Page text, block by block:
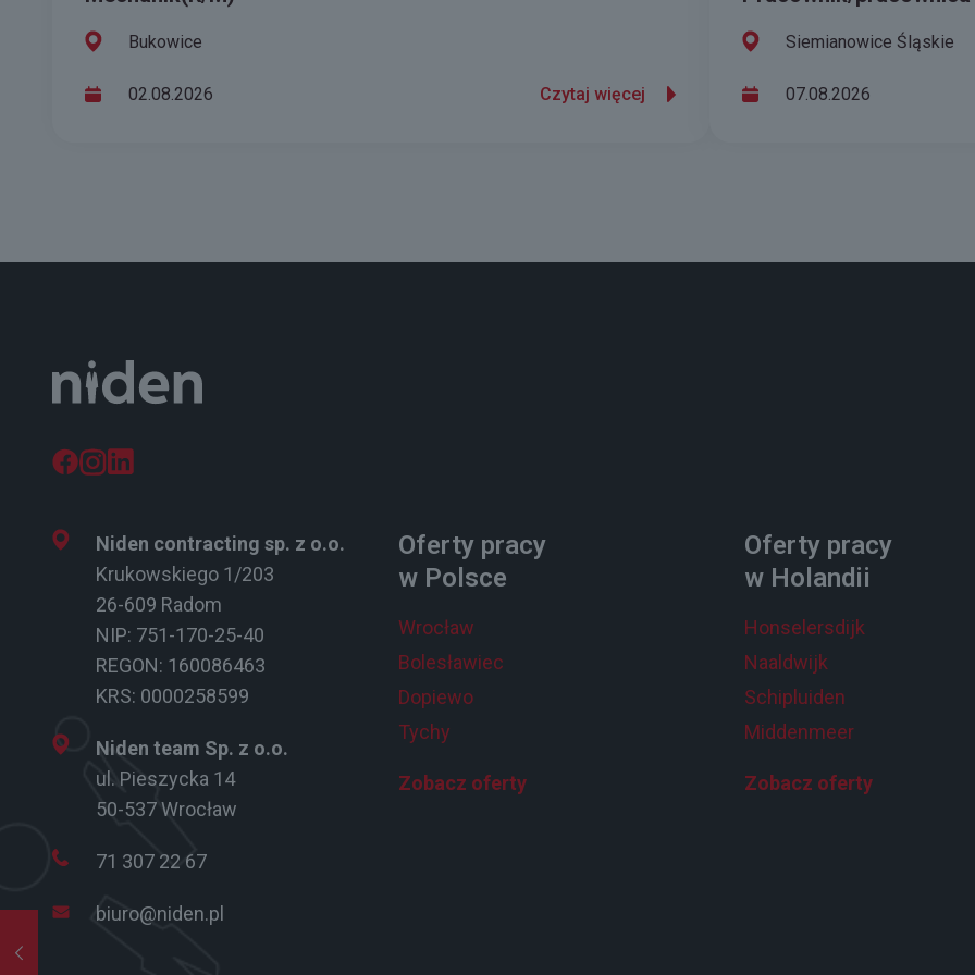
Bukowice
02.08.2026 Czytaj więcej
Siemianowice Śląskie
07.08.2026
Niden contracting sp. z o.o.
Krukowskiego 1/203
26-609 Radom
NIP: 751-170-25-40
REGON: 160086463
KRS: 0000258599
Niden team Sp. z o.o.
ul. Pieszycka 14
50-537 Wrocław
71 307 22 67
biuro@niden.pl
Oferty pracy
w Polsce
Wrocław
Bolesławiec
Dopiewo
Tychy
Zobacz oferty
Oferty pracy
w Holandii
Honselersdijk
Naaldwijk
Schipluiden
Middenmeer
Zobacz oferty